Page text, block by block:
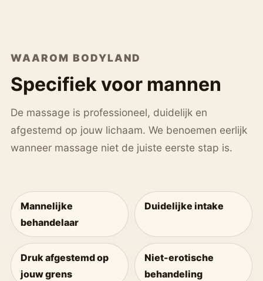
WAAROM BODYLAND
Specifiek voor mannen
De massage is professioneel, duidelijk en
afgestemd op jouw lichaam. We benoemen eerlijk
wanneer massage niet de juiste eerste stap is.
Mannelijke
behandelaar
Duidelijke intake
Druk afgestemd op
jouw grens
Niet-erotische
behandeling